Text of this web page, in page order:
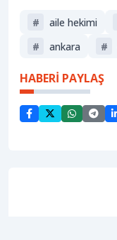
# aile hekimi
#
ankara #
HABERİ PAYLAŞ